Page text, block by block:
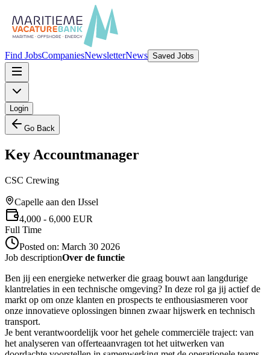
Find JobsCompaniesNewsletterNews Saved Jobs
Login
Go Back
Key Accountmanager
CSC Crewing
Capelle aan den IJssel
4,000 - 6,000 EUR
Full Time
Posted on: March 30 2026
Job descriptionOver de functie
Ben jij een energieke netwerker die graag bouwt aan langdurige
klantrelaties in een technische omgeving? In deze rol ga jij actief de
markt op om onze klanten en prospects te enthousiasmeren voor
onze innovatieve oplossingen binnen zwaar hijswerk en technisch
transport.
Je bent verantwoordelijk voor het gehele commerciële traject: van
het analyseren van offerteaanvragen tot het uitwerken van